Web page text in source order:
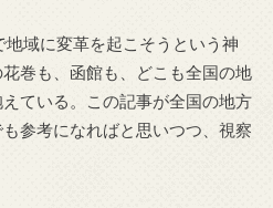
地域に変革を起こそうという神
巻も、函館も、どこも全国の地
ている。この記事が全国の地方
参考になればと思いつつ、視察